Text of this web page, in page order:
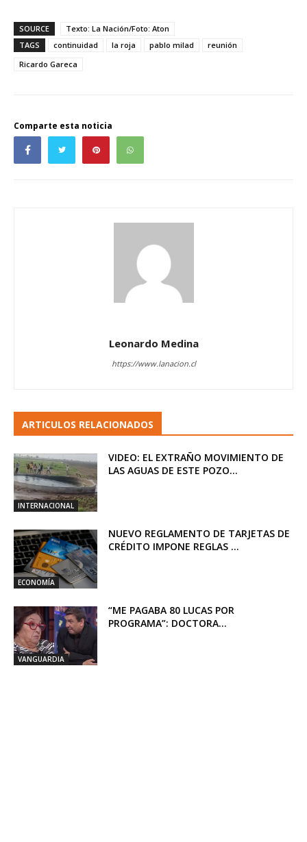
SOURCE
Texto: La Nación/Foto: Aton
TAGS
continuidad la roja pablo milad
reunión
Ricardo Gareca
Comparte esta noticia
Leonardo Medina
https://www.lanacion.cl
ARTICULOS RELACIONADOS
INTERNACIONAL
VIDEO: EL EXTRAÑO MOVIMIENTO DE
LAS AGUAS DE ESTE POZO...
ECONOMÍA
NUEVO REGLAMENTO DE TARJETAS DE
CRÉDITO IMPONE REGLAS ...
VANGUARDIA
“ME PAGABA 80 LUCAS POR
PROGRAMA”: DOCTORA...